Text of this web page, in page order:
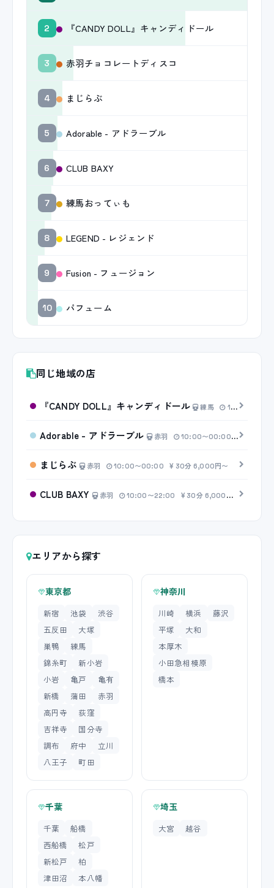
2 『CANDY DOLL』キャンディドール
3 赤羽チョコレートディスコ
4 まじらぶ
5 Adorable - アドラーブル
6 CLUB BAXY
7 練馬おってぃも
8 LEGEND - レジェンド
9 Fusion - フュージョン
10 パフューム
同じ地域の店
『CANDY DOLL』キャンディドール 練馬 10:00〜00:00
Adorable - アドラーブル 赤羽 10:00〜00:00 20分
まじらぶ 赤羽 10:00〜00:00 30分 6,000円〜
CLUB BAXY 赤羽 10:00〜22:00 30分 6,000円〜
エリアから探す
東京都
新宿 池袋
渋谷
五反田
大塚
巣鴨
練馬
錦糸町
新小岩
小岩
亀戸
亀有
新橋
蒲田
赤羽
高円寺
荻窪
吉祥寺
国分寺
調布
府中
立川
八王子
町田
神奈川
川崎 横浜
藤沢
平塚
大和
本厚木
小田急相模原
橋本
千葉
千葉
船橋
西船橋
松戸
新松戸
柏
津田沼
本八幡
埼玉
大宮 越谷